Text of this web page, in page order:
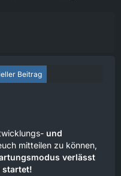
Beitrag
und
mitteilen zu können,
verlässt
startet!